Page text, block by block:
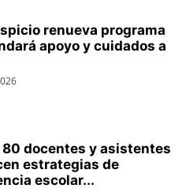
renueva programa
apoyo y cuidados a
80 docentes y asistentes
estrategias de
escolar...